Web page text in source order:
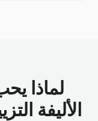
لماذا
الأليفة